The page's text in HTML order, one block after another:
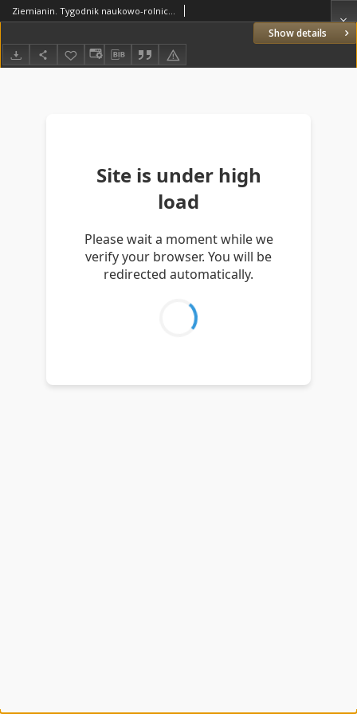
Show details
Ziemianin. Tygodnik naukowo-rolniczy i ekonomiczny; organ Centralnego Towarzystwa Gospodarczego w Wielkiem Księstwie Poznańskiem 1907.10.19 R.57 Nr42